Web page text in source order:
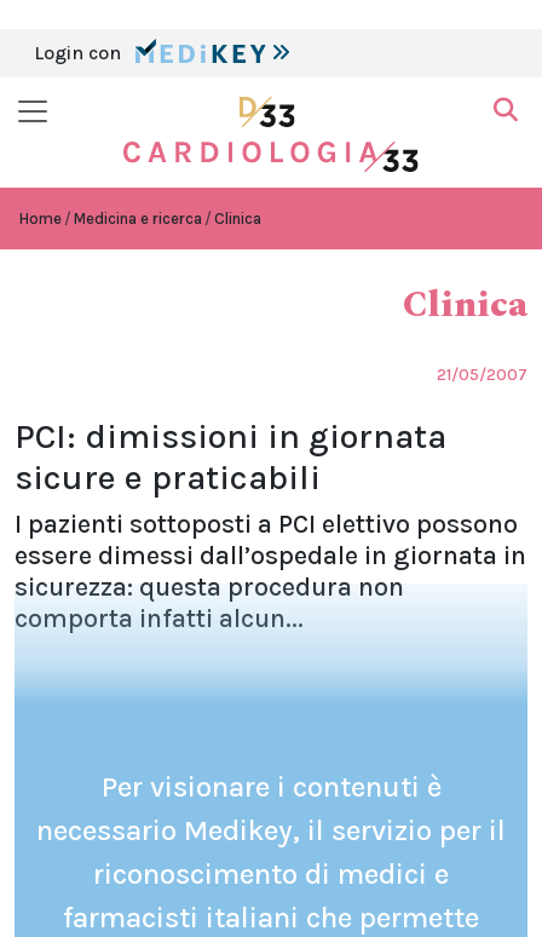
Login con
Home Medicina e ricerca Clinica
Clinica
21/05/2007
PCI: dimissioni in giornata
sicure e praticabili
I pazienti sottoposti a PCI elettivo possono
essere dimessi dall’ospedale in giornata in
sicurezza: questa procedura non
comporta infatti alcun...
Per visionare i contenuti è
necessario Medikey, il servizio per il
riconoscimento di medici e
farmacisti italiani che permette